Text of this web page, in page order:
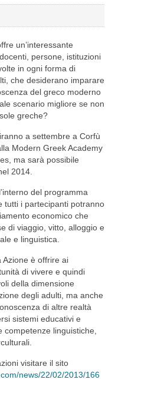
un’interessante
persone, istituzioni
in ogni forma di
che desiderano imparare
del greco moderno
scenario migliore se non
greche?
a settembre a Corfù
Modern Greek Academy
ma sarà possibile
2014.
del programma
tutti i partecipanti potranno
economico che
di viaggio, vitto, alloggio e
e linguistica.
Azione è offrire ai
di vivere e quindi
della dimensione
degli adulti, ma anche
di altre realtà
sistemi educativi e
competenze linguistiche,
visitare il sito
news/22/02/2013/166